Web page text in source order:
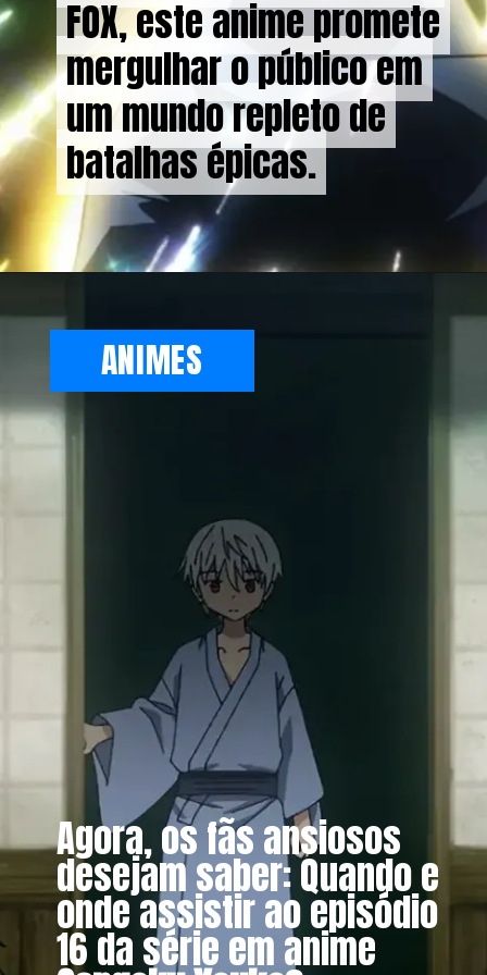
FOX, este anime promete
mergulhar o público em
um mundo repleto de
batalhas épicas.
FOX, este anime promete
mergulhar o público em
um mundo repleto de
batalhas épicas.
Agora, os fãs ansiosos
desejam saber: Quando e
onde assistir ao episódio
16 da série em anime
ANIMES